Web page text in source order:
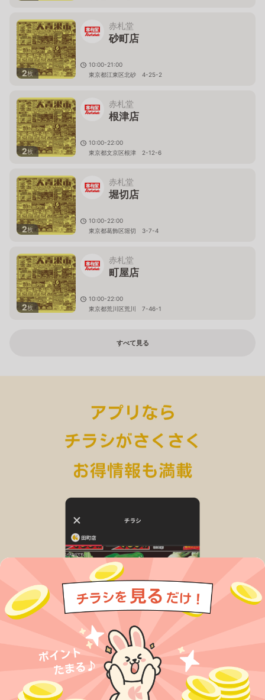
2枚
赤札堂
砂町店
10:00-21:00
東京都江東区北砂 4-25-2
2枚
赤札堂
根津店
10:00-22:00
東京都文京区根津 2-12-6
2枚
赤札堂
堀切店
10:00-22:00
東京都葛飾区堀切 3-7-4
2枚
赤札堂
町屋店
10:00-22:00
東京都荒川区荒川 7-46-1
すべて見る